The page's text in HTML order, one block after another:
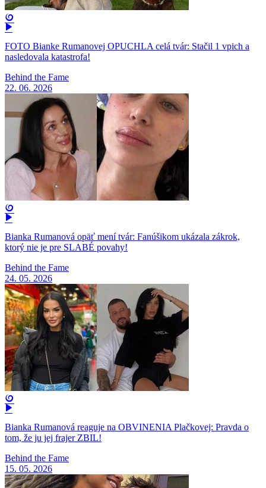
FOTO Bianke Rumanovej OPUCHLA celá tvár: Stačil 1 vpich a
nasledovala katastrofa!
Behind the Fame
22. 06. 2026
Bianka Rumanová opäť mení tvár: Fanúšikom ukázala zákrok,
ktorý nie je pre SLABÉ povahy!
Behind the Fame
24. 05. 2026
Bianka Rumanová reaguje na OBVINENIA Plačkovej: Pravda o
tom, že ju jej frajer ZBIL!
Behind the Fame
15. 05. 2026